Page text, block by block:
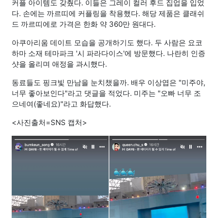
커플 아이템도 갖췄다. 이들은 그레이 컬러 후드 집업을 입었
다. 손에는 까르띠에 커플링을 착용했다. 해당 제품은 클래쉬
드 까르띠에로 가격은 한화 약 360만 원대다.
아쿠아리움 데이트 모습을 공개하기도 했다. 두 사람은 요코
하마 소재 테마파크 '시 파라다이스'에 방문했다. 나란히 인증
샷을 올리며 애정을 과시했다.
동료들도 핑크빛 만남을 눈치챘을까. 배우 이상엽은 "미주야,
너무 좋아보인다"라고 댓글을 적었다. 미주는 "오빠 너무 조
으네여(좋네요)"라고 화답했다.
<사진출처=SNS 캡처>